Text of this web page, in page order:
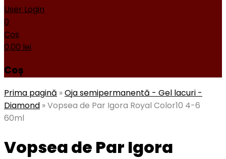
User Login
0
Cos
0,00 lei
Coș
Prima pagină »Oja semipermanentă - Gel lacuri -
Diamond »Vopsea de Par Igora Royal Color10 4-6
60ml
Vopsea de Par Igora